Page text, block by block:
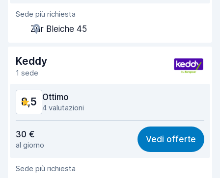
Gentilezza degli agenti
Rapidità del ritiro
Rapidità della riconsegna 9,2
Condizioni dell'auto
Sede più richiesta
Zur Bleiche 45
Keddy
1 sede
8,5 Ottimo
4 valutazioni
8,4
Facile da trovare 8,3
Gentilezza degli agenti
30 €
al giorno
Vedi offerte
Sede più richiesta